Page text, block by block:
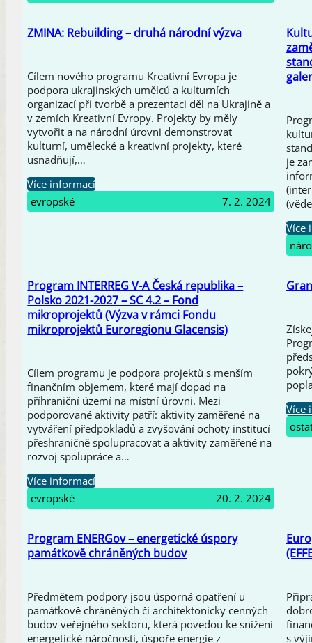
ZMINA: Rebuilding – druhá národní výzva
Cílem nového programu Kreativní Evropa je
podpora ukrajinských umělců a kulturních
organizací při tvorbě a prezentaci děl na Ukrajině a
v zemích Kreativní Evropy. Projekty by měly
vytvořit a na národní úrovni demonstrovat
kulturní, umělecké a kreativní projekty, které
usnadňují,…
Více informací
evropské
7. 2. 2024
je
Více
Program INTERREG V-A Česká republika –
Polsko 2021-2027 – SC 4.2 – Fond
mikroprojektů (Výzva v rámci Fondu
mikroprojektů Euroregionu Glacensis)
Cílem programu je podpora projektů s menším
finančním objemem, které mají dopad na
příhraniční území na místní úrovni. Mezi
podporované aktivity patří: aktivity zaměřené na
vytváření předpokladů a zvyšování ochoty institucí
přeshraničně spolupracovat a aktivity zaměřené na
rozvoj spolupráce a…
Více informací
evropské
20. 2. 2024
Více
Program ENERGov – energetické úspory
památkově chráněných budov
Předmětem podpory jsou úsporná opatření u
památkově chráněných či architektonicky cenných
budov veřejného sektoru, která povedou ke snížení
energetické náročnosti, úspoře energie z
s